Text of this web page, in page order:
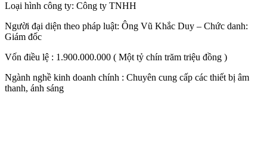
Loại hình công ty: Công ty TNHH
Người đại diện theo pháp luật: Ông Vũ Khắc Duy – Chức danh:
Giám đốc
Vốn điều lệ : 1.900.000.000 ( Một tỷ chín trăm triệu đồng )
Ngành nghề kinh doanh chính : Chuyên cung cấp các thiết bị âm
thanh, ánh sáng